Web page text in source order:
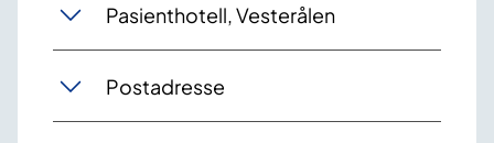
Pasienthotell, Vesterålen
Postadresse